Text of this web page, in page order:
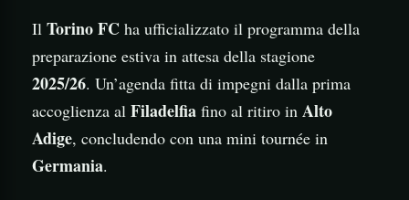
Il Torino FC ha ufficializzato il programma della
preparazione estiva in attesa della stagione
2025/26. Un’agenda fitta di impegni dalla prima
accoglienza al Filadelfia fino al ritiro in Alto
Adige, concludendo con una mini tournée in
Germania.